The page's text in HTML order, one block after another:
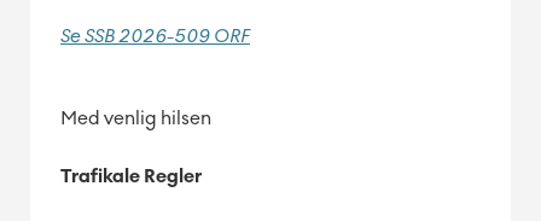
Se SSB 2026-509 ORF
Med venlig hilsen
Trafikale Regler